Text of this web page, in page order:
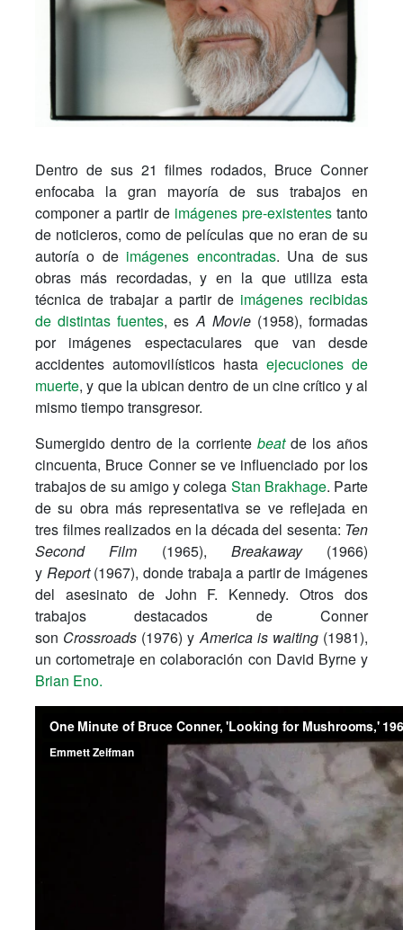
Dentro de sus 21 filmes rodados, Bruce Conner
enfocaba la gran mayoría de sus trabajos en
componer a partir deimágenes pre-existentestanto
de noticieros, como de películas que no eran de su
autoría o deimágenes encontradas. Una de sus
obras más recordadas, y en la que utiliza esta
técnica de trabajar a partir de imágenes recibidas
de distintas fuentes, esA Movie(1958), formadas
por imágenes espectaculares que van desde
accidentes automovilísticos hasta ejecuciones de
muerte, y que la ubican dentro de un cine crítico y al
mismo tiempo transgresor.
Sumergido dentro de la corriente beatde los años
cincuenta, Bruce Conner se ve influenciado por los
trabajos de su amigo y colega Stan Brakhage. Parte
de su obra más representativa se ve reflejada en
tres filmes realizados en la década del sesenta: Ten
Second Film (1965), Breakaway(1966)
y Report(1967), donde trabaja a partir de imágenes
del asesinato de John F. Kennedy. Otros dos
trabajos destacados de Conner
son Crossroads (1976) yAmerica is waiting (1981),
un cortometraje en colaboración con David Byrne y
Brian Eno.